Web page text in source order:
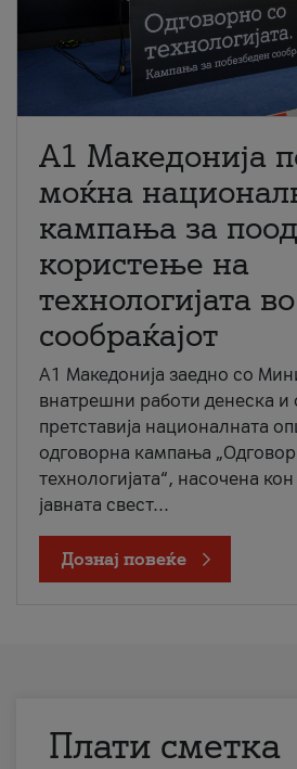
A1 Македонија
моќна
кампања за
користење на
технологијата во
сообраќајот
A1 Македонија заедно со
внатрешни работи денеска и
претставија националната
одговорна кампања
технологијата“, насочена
јавната свест...
Дознај повеќе
Плати сметка